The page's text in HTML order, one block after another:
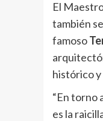
El
también
famoso
histórico
“En torno
es la